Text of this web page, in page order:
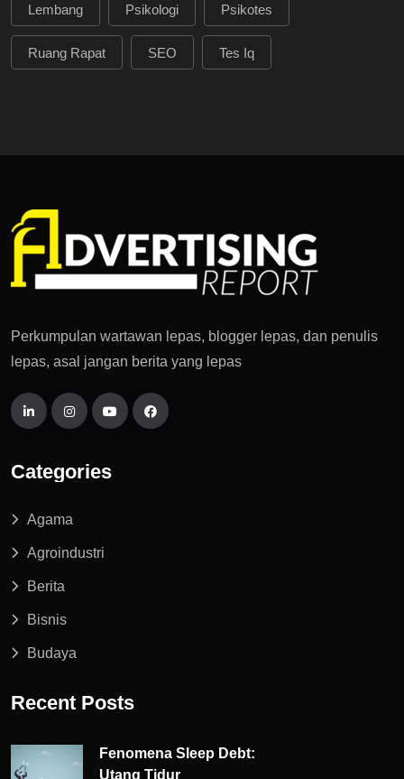
Lembang Psikologi Psikotes
Ruang Rapat SEO Tes Iq
Perkumpulan wartawan lepas, blogger lepas, dan penulis
lepas, asal jangan berita yang lepas
Categories
Agama
Agroindustri
Berita
Bisnis
Budaya
Recent Posts
Fenomena Sleep Debt:
Utang Tidur